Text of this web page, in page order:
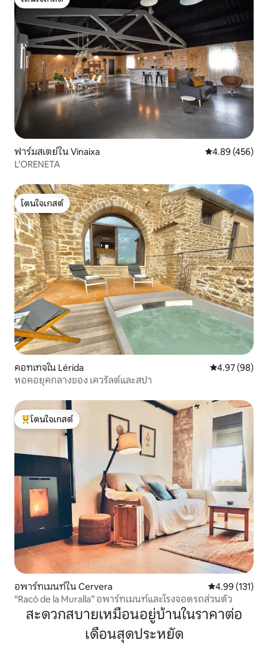
โดนใจเกสต์
ฟาร์มสเตย์ใน Vinaixa คะแนนเฉลี่ย
4.89 (456)
L'ORENETA
โดนใจเกสต์
โดนใจเกสต์
คอทเทจใน Lérida คะแนนเฉลี่ย
4.97 (98)
หอคอยุคกลางของ เควรัลต์และสปา
โดนใจเกสต์ที่สุด
โดนใจเกสต์
อพาร์ทเมนท์ใน Cervera คะแนนเฉลี่ย
4.99 (131)
“Racó de la Muralla” อพาร์ทเมนท์และโรงจอดรถส่วนตัว
สะดวกสบายเหมือนอยู่บ้านในราคาต่อ
เดือนสุดประหยัด